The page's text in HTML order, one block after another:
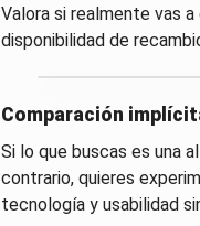
Valora si realmente vas
disponibilidad de
Comparación
Si lo que buscas es una
contrario, quieres
tecnología y usabilidad